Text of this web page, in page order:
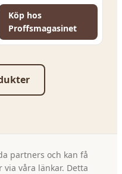
Köp hos
Proffsmagasinet
partners och kan få
våra länkar. Detta